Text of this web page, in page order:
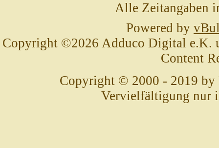
Alle Zeitangaben
Powered by
Copyright ©2026 Adduco Digital e.K.
Content
Copyright © 2000 - 2019 by
Vervielfältigung nur